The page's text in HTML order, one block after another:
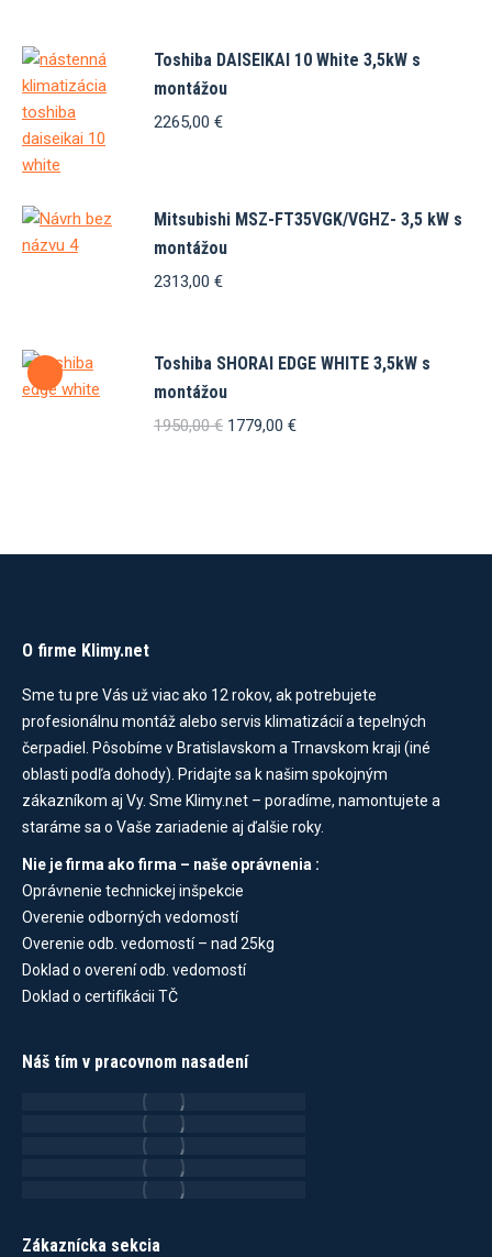
Toshiba DAISEIKAI 10 White 3,5kW s
montážou
2265,00 €
Mitsubishi MSZ-FT35VGK/VGHZ- 3,5 kW s
montážou
2313,00 €
Toshiba SHORAI EDGE WHITE 3,5kW s
montážou
1950,00€ Pôvodná
1779,00 €Aktuálna
O firme Klimy.net
Sme tu pre Vás už viac ako 12 rokov, ak potrebujete
profesionálnu montáž alebo servis klimatizácií a tepelných
čerpadiel. Pôsobíme v Bratislavskom a Trnavskom kraji (iné
oblasti podľa dohody). Pridajte sa k našim spokojným
zákazníkom aj Vy. Sme Klimy.net – poradíme, namontujete a
staráme sa o Vaše zariadenie aj ďalšie roky.
Nie je firma ako firma – naše oprávnenia :
Oprávnenie technickej inšpekcie
Overenie odborných vedomostí
Overenie odb. vedomostí – nad 25kg
Doklad o overení odb. vedomostí
Doklad o certifikácii TČ
Náš tím v pracovnom nasadení
Zákaznícka sekcia